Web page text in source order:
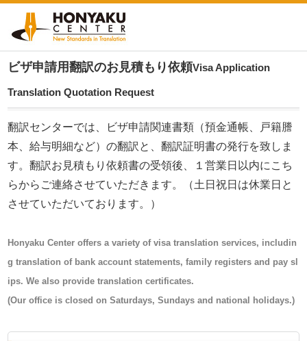
ビザ申請用翻訳のお見積もり依頼Visa Application
Translation Quotation Request
翻訳センターでは、ビザ申請関連書類（預金通帳、戸籍謄
本、給与明細など）の翻訳と、翻訳証明書の発行を致しま
す。翻訳お見積もり依頼書の受領後、１営業日以内にこち
らからご連絡させていただきます。（土日祝日は休業日と
させていただいております。）
Honyaku Center offers a variety of visa translation services, includin
g translation of bank account statements, family registers and pay sl
ips. We also provide translation certificates.
(Our office is closed on Saturdays, Sundays and national holidays.)